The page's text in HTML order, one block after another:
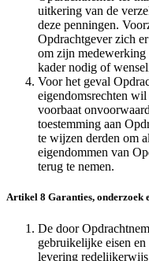
uitkering van de
deze penningen.
Opdrachtgever zich
om zijn medewerking
kader nodig of
Voor het geval
eigendomsrechten
voorbaat
toestemming aan
te wijzen derden om
eigendommen van
terug te nemen.
Artikel 8 Garanties, onderzoek
De door
gebruikelijke eisen
levering